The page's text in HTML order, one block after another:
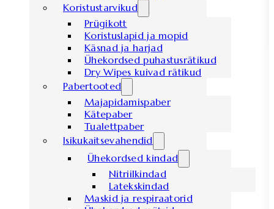
Koristustarvikud
Prügikott
Koristuslapid ja mopid
Käsnad ja harjad
Ühekordsed puhastusrätikud
Dry Wipes kuivad rätikud
Pabertooted
Majapidamispaber
Kätepaber
Tualettpaber
Isikukaitsevahendid
Ühekordsed kindad
Nitriilkindad
Latekskindad
Maskid ja respiraatorid